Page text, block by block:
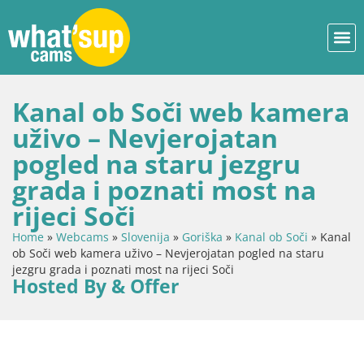
Kanal ob Soči web kamera
uživo – Nevjerojatan
pogled na staru jezgru
grada i poznati most na
rijeci Soči
Home » Webcams » Slovenija » Goriška » Kanal ob Soči » Kanal
ob Soči web kamera uživo – Nevjerojatan pogled na staru
jezgru grada i poznati most na rijeci Soči
Hosted By & Offer